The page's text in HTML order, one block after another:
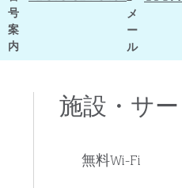
号
案
内
メ
ー
ル
施設・サ
無料Wi-Fi